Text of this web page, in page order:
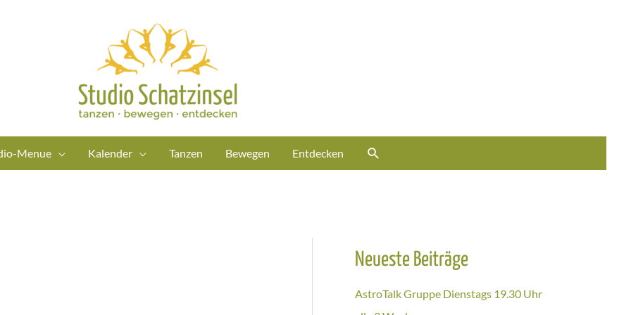
Menue Kalender Tanzen Bewegen Entdecken Suche
Neueste Beiträge
AstroTalk Gruppe Dienstags 19.30 Uhr